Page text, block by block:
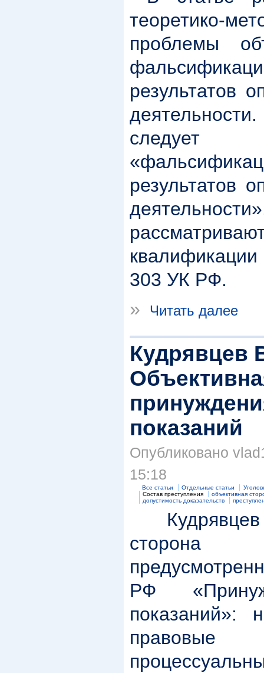
теоретико-
проблемы
результатов
следует
результатов
303 УК РФ.
»
Читать далее
Кудрявцев
показаний
Опубликовано
15:18
Все статьи Отдельные статьи
Состав преступления
объективная
допустимость доказательств
сторона
РФ
показаний»: